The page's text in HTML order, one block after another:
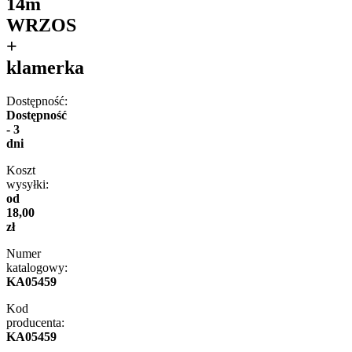
WRZOS
+
klamerka
Dostępność:
Dostępność
- 3
dni
Koszt
wysyłki:
od
18,00
zł
Numer
katalogowy:
KA05459
Kod
producenta:
KA05459